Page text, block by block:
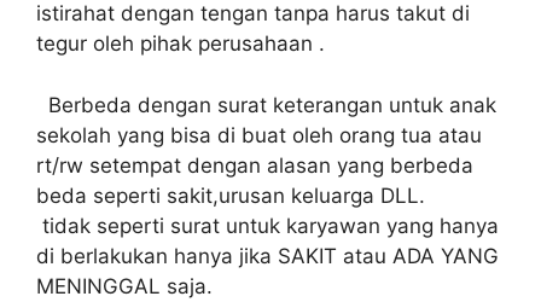
istirahat dengan tengan tanpa harus takut di
tegur oleh pihak perusahaan .
Berbeda dengan surat keterangan untuk anak
sekolah yang bisa di buat oleh orang tua atau
rt/rw setempat dengan alasan yang berbeda
beda seperti sakit,urusan keluarga DLL.
tidak seperti surat untuk karyawan yang hanya
di berlakukan hanya jika SAKIT atau ADA YANG
MENINGGAL saja.